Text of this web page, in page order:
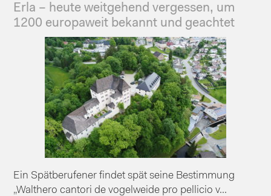
Erla – heute weitgehend vergessen, um
1200 europaweit bekannt und geachtet
Ein Spätberufener findet spät seine Bestimmung
„Walthero cantori de vogelweide pro pellicio v...